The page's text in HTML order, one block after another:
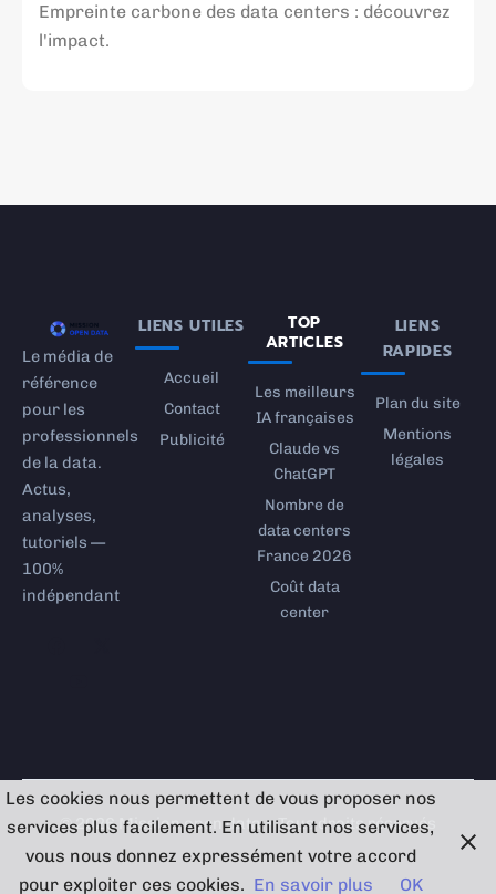
Empreinte carbone des data centers : découvrez
l'impact.
Le média de
référence
pour les
professionnels
de la data.
Actus,
analyses,
tutoriels —
100%
indépendant
r
LIENS UTILES
Accueil
Contact
Publicité
TOP
ARTICLES
Les meilleurs
IA françaises
Claude vs
ChatGPT
Nombre de
data centers
France 2026
Coût data
center
LIENS
RAPIDES
Plan du site
Mentions
légales
© 2026 Mission open data • Tous droits réservés
Les cookies nous permettent de vous proposer nos
services plus facilement. En utilisant nos services,
vous nous donnez expressément votre accord
pour exploiter ces cookies. En savoir plus OK